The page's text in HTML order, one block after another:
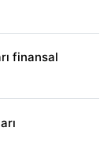
finansal